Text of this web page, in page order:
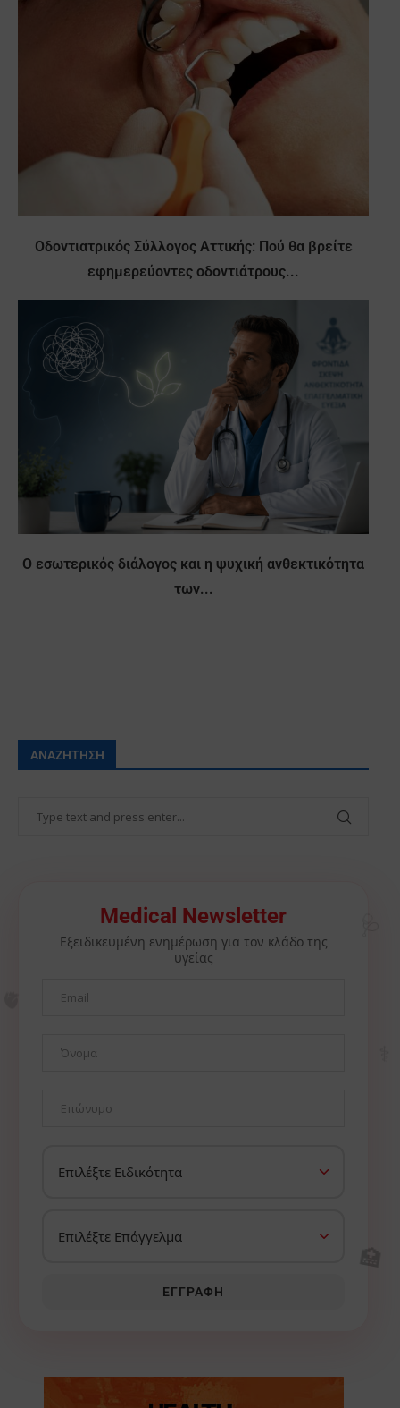
Οδοντιατρικός Σύλλογος Αττικής: Πού θα βρείτε
εφημερεύοντες οδοντιάτρους...
Ο εσωτερικός διάλογος και η ψυχική ανθεκτικότητα
των...
ΑΝΑΖΉΤΗΣΗ
Medical Newsletter
Εξειδικευμένη ενημέρωση για τον κλάδο της
υγείας
ΕΓΓΡΑΦΉ